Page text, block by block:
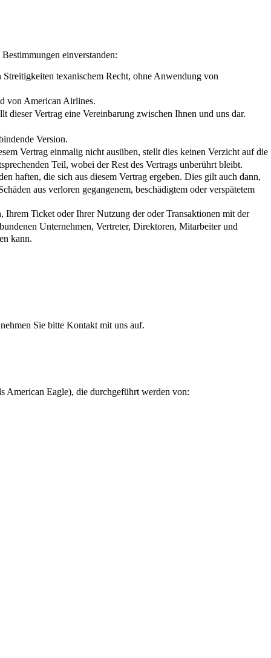
einverstanden:
texanischem Recht, ohne Anwendung von
von American Airlines.
dieser Vertrag eine Vereinbarung zwischen Ihnen und uns dar.
Version.
Vertrag einmalig nicht ausüben, stellt dies keinen Verzicht auf die
Teil, wobei der Rest des Vertrags unberührt bleibt.
haften, die sich aus diesem Vertrag ergeben. Dies gilt auch dann,
aus verloren gegangenem, beschädigtem oder verspätetem
Ticket oder Ihrer Nutzung der oder Transaktionen mit der
Unternehmen, Vertreter, Direktoren, Mitarbeiter und
kann.
Sie bitte Kontakt mit uns auf.
American Eagle), die durchgeführt werden von: